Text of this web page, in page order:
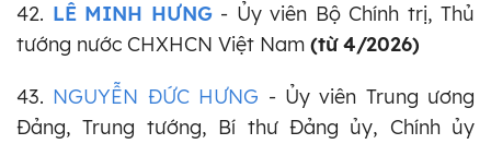
42. LÊ MINH HƯNG- Ủy viên Bộ Chính trị, Thủ
tướng nước CHXHCN Việt Nam (từ 4/2026)
43. NGUYỄN ĐỨC HƯNG - Ủy viên Trung ương
Đảng, Trung tướng, Bí thư Đảng ủy, Chính ủy